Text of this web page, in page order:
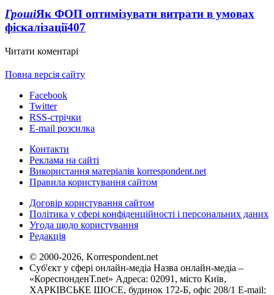
ГрошіЯк ФОП оптимізувати витрати в умовах
фіскалізації407
Читати коментарі
Повна версія сайту
Facebook
Twitter
RSS-стрічки
E-mail розсилка
Контакти
Реклама на сайті
Використання матеріалів korrespondent.net
Правила користування сайтом
Договір користування сайтом
Політика у сфері конфіденційності і персональних даних
Угода щодо користування
Редакція
© 2000-2026, Korrespondent.net
Суб'єкт у сфері онлайн-медіа Назва онлайн-медіа –
«КореспонденТ.net» Адреса: 02091, місто Київ,
ХАРКІВСЬКЕ ШОСЕ, будинок 172-Б, офіс 208/1 E-mail: